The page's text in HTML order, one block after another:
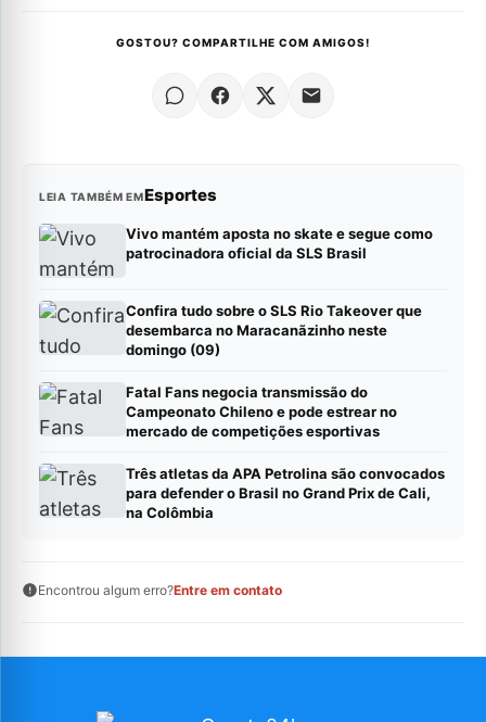
GOSTOU? COMPARTILHE COM AMIGOS!
LEIA TAMBÉM EMEsportes
Vivo mantém aposta no skate e segue como
patrocinadora oficial da SLS Brasil
Confira tudo sobre o SLS Rio Takeover que
desembarca no Maracanãzinho neste
domingo (09)
Fatal Fans negocia transmissão do
Campeonato Chileno e pode estrear no
mercado de competições esportivas
Três atletas da APA Petrolina são convocados
para defender o Brasil no Grand Prix de Cali,
na Colômbia
Encontrou algum erro?Entre em contato